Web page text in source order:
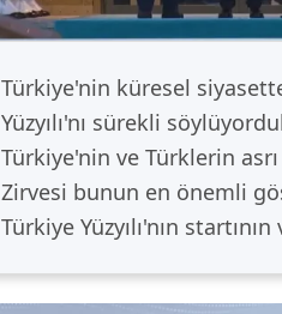
Türkiye'nin küresel
Yüzyılı'nı sürekli
Türkiye'nin ve Türklerin
Zirvesi bunun en önemli
Türkiye Yüzyılı'nın